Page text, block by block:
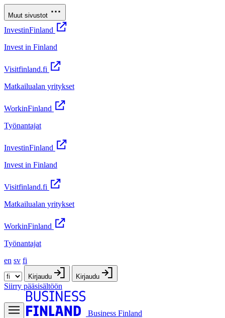
Muut sivustot
InvestinFinland
Invest in Finland
Visitfinland.fi
Matkailualan yritykset
WorkinFinland
Työnantajat
InvestinFinland
Invest in Finland
Visitfinland.fi
Matkailualan yritykset
WorkinFinland
Työnantajat
en sv fi
Kirjaudu Kirjaudu
Siirry pääsisältöön
Business Finland